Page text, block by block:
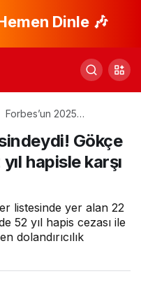
Dinle 🎶
Forbes’un 2025
Güven tutuklandı! 52 yıl
hapisle karşı karşıyaGökçe
hapisle karşı
listesinde yer alan 22
52 yıl hapis cezası ile
dolandırıcılık
Paylaş